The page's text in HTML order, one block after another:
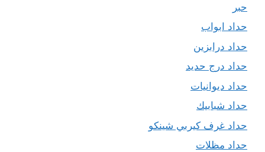
حبر
حداد ابواب
حداد درابزين
حداد درج حديد
حداد ديوانيات
حداد شبابيك
حداد غرف كيربي شينكو
حداد مظلات